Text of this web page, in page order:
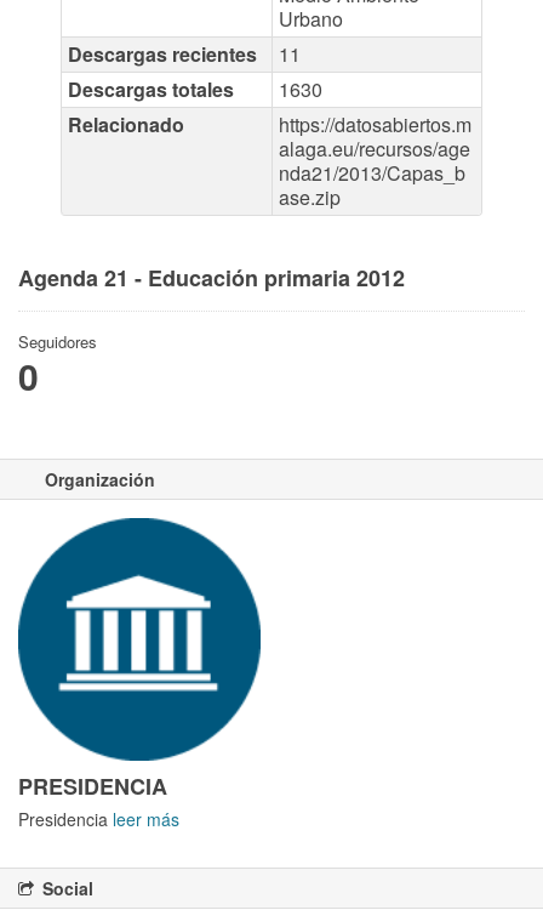
Urbano
Descargas recientes
11
Descargas totales
1630
Relacionado
https://datosabiertos.m
alaga.eu/recursos/age
nda21/2013/Capas_b
ase.zip
Agenda 21 - Educación primaria 2012
Seguidores
0
Organización
PRESIDENCIA
Presidencia leer más
Social